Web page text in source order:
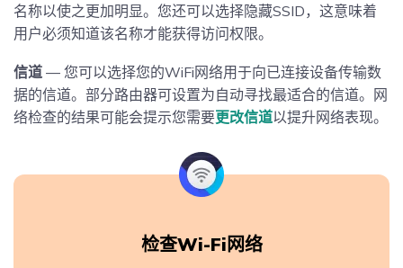
名称以使之更加明显。您还可以选择隐藏SSID，这意味着
用户必须知道该名称才能获得访问权限。
信道— 您可以选择您的WiFi网络用于向已连接设备传输数
据的信道。部分路由器可设置为自动寻找最适合的信道。网
络检查的结果可能会提示您需要更改信道以提升网络表现。
检查Wi-Fi网络